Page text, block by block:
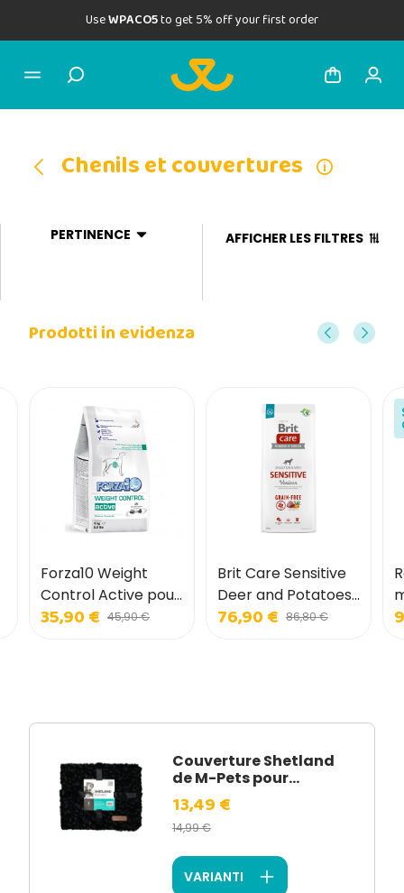
UseWPACO5to get 5% off your first order
Chenils et couvertures
PERTINENCE AFFICHER LES FILTRES
Prodotti in evidenza
Forza10 Weight
Control Active pour
chiens
35,90 € 45,90 €
Brit Care Sensitive
Deer and Potatoes
pour chiens
76,90 € 86,80 €
Couverture Shetland
de M-Pets pour...
13,49 €
14,99 €
VARIANTI